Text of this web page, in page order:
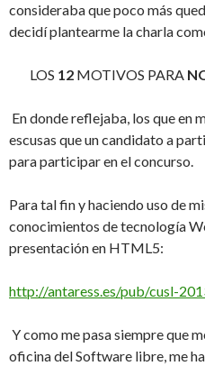
consideraba que poco más
decidí plantearme la charla
LOS 12MOTIVOS PARA
En donde reflejaba, los que en
escusas que un candidato a
para participar en el concurso.
Para tal fin y haciendo uso de
conocimientos de tecnología
presentación en HTML5:
http://antaress.es/pub/cusl-
Y como me pasa siempre que
oficina del Software libre, me